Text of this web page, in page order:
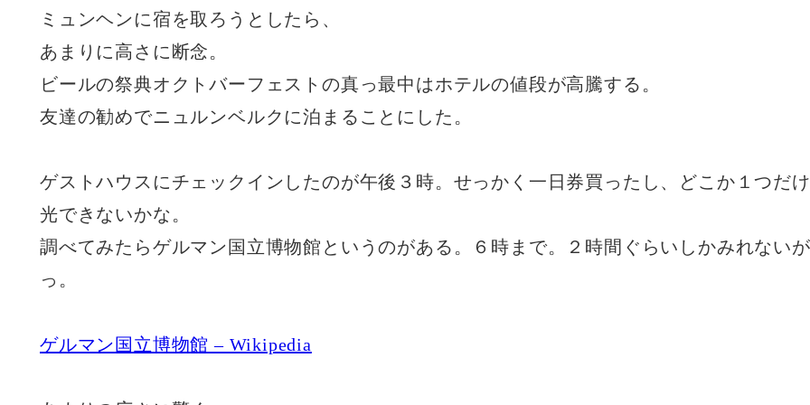
ミュンヘンに宿を取ろうとしたら、
あまりに高さに断念。
ビールの祭典オクトバーフェストの真っ最中はホテルの値段が高騰する。
友達の勧めでニュルンベルクに泊まることにした。
ゲストハウスにチェックインしたのが午後３時。せっかく一日券買ったし、どこか１つだ
光できないかな。
調べてみたらゲルマン国立博物館というのがある。６時まで。２時間ぐらいしかみれない
っ。
ゲルマン国立博物館 – Wikipedia